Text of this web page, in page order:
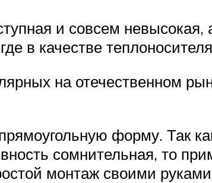
и совсем невысокая,
в качестве
на отечественном
форму. Так
сомнительная, то
монтаж своими